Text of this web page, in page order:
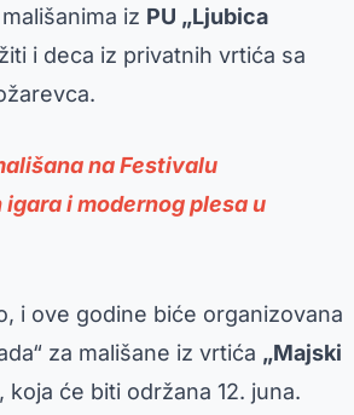
iz PU „Ljubica
i deca iz privatnih vrtića sa
na Festivalu
i modernog plesa u
i ove godine biće organizovana
za mališane iz vrtića „Majski
, koja će biti održana 12. juna.